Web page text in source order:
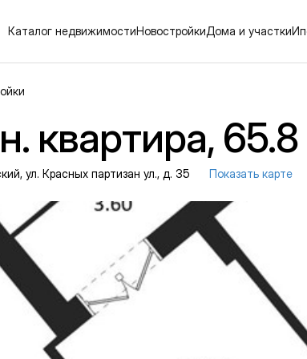
Каталог недвижимостиНовостройкиДома и участки
квартира,
ул. Красных партизан ул., д. 35 Показать карте